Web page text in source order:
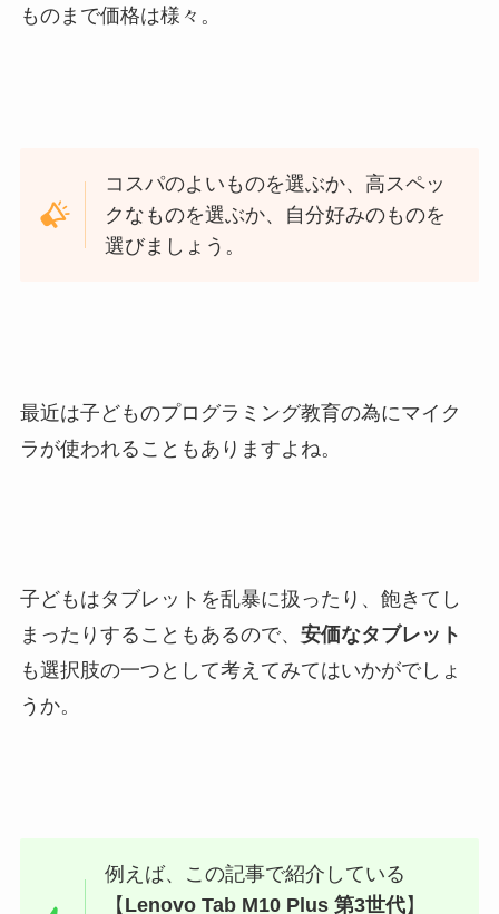
ものまで価格は様々。
コスパのよいものを選ぶか、高スペッ
クなものを選ぶか、自分好みのものを
選びましょう。
最近は子どものプログラミング教育の為にマイク
ラが使われることもありますよね。
子どもはタブレットを乱暴に扱ったり、飽きてし
まったりすることもあるので、 安価なタブレット
も選択肢の一つとして考えてみてはいかがでしょ
うか。
例えば、この記事で紹介している
【 Lenovo Tab M10 Plus 第3世代】